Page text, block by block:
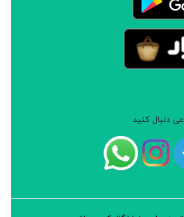
دنبال کنید